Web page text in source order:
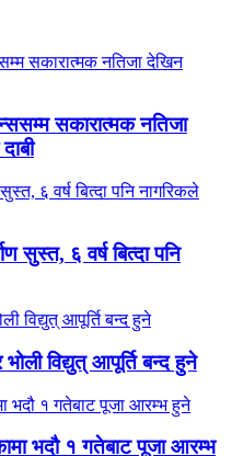
सकारात्मक नतिजा
सुस्त, ६ वर्ष बित्दा पनि
विद्युत् आपूर्ति बन्द हुने
भदौ १ गतेबाट पूजा आरम्भ